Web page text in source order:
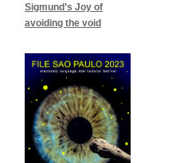
Sigmund’s Joy of
avoiding the void